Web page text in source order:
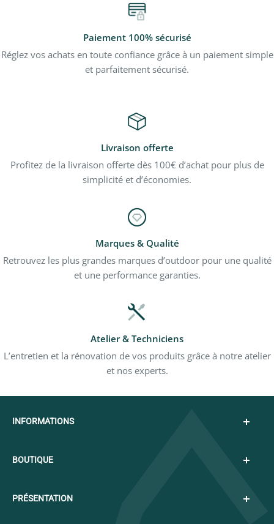
Paiement 100% sécurisé
Réglez vos achats en toute confiance grâce à un paiement simple
et parfaitement sécurisé.
Livraison offerte
Profitez de la livraison offerte dès 100€ d’achat pour plus de
simplicité et d’économies.
Marques & Qualité
Retrouvez les plus grandes marques d’outdoor pour une qualité
et une performance garanties.
Atelier & Techniciens
L’entretien et la rénovation de vos produits grâce à notre atelier
et nos experts.
INFORMATIONS
BOUTIQUE
Espace montagne Lyon
PRÉSENTATION